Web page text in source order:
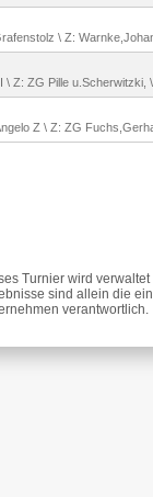
\ Z:
Z: ZG Pille u.Scherwitzki,
Z \ Z: ZG
Turnier wird
sind allein die
verantwortlich.